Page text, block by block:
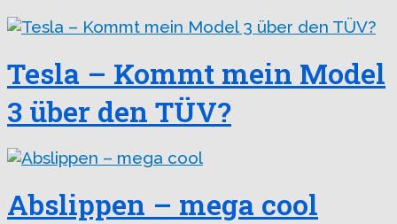
Tesla – Kommt mein Model
3 über den TÜV?
Abslippen – mega cool